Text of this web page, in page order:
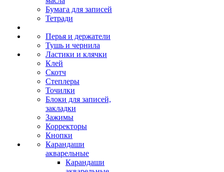
Бумага для записей
Тетради
Перья и держатели
Тушь и чернила
Ластики и клячки
Клей
Скотч
Степлеры
Точилки
Блоки для записей,
закладки
Зажимы
Корректоры
Кнопки
Карандаши
акварельные
Карандаши